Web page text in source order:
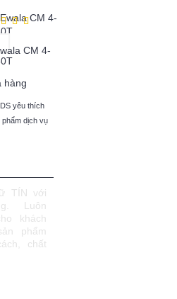
CM 4-
hàng
yêu thích
dịch vụ
TÍN với
Luôn
khách
phẩm
chất